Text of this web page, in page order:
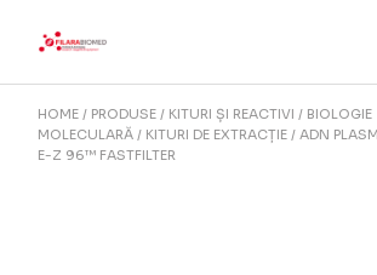
HOME PRODUSE KITURI ȘI REACTIVI
BIOLOGIE
MOLECULARĂ
KITURI DE EXTRACȚIE ADN
E-Z 96™ FASTFILTER